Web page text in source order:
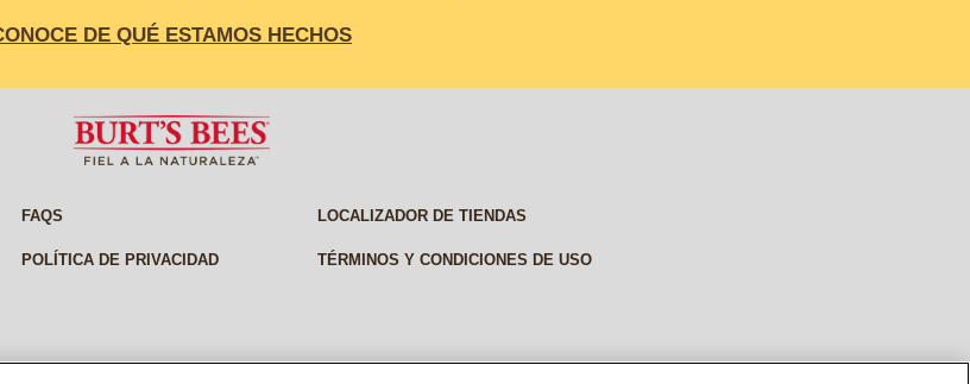
DE QUÉ ESTAMOS HECHOS
FAQS LOCALIZADOR DE TIENDAS
POLÍTICA DE PRIVACIDAD TÉRMINOS Y CONDICIONES DE USO